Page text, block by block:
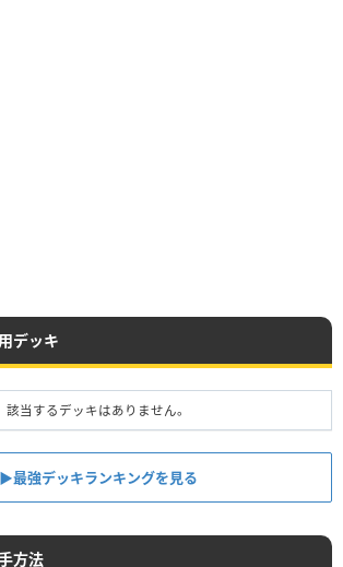
デッキ
該当するデッキはありません。
▶︎最強デッキランキングを見る
方法